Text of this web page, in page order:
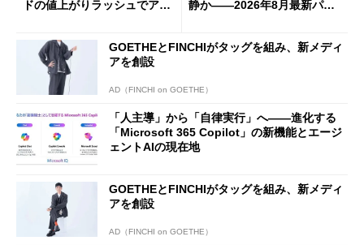
ドの値上がりラッシュでアキ
静か――2026年8月最新パー
GOETHEとFINCHIがタッグを組み、新メディ
アを創設
AD（FINCHI on GOETHE）
「人主導」から「自律実行」へ――進化する
「Microsoft 365 Copilot」の新機能とエージ
ェントAIの現在地
GOETHEとFINCHIがタッグを組み、新メディ
アを創設
AD（FINCHI on GOETHE）